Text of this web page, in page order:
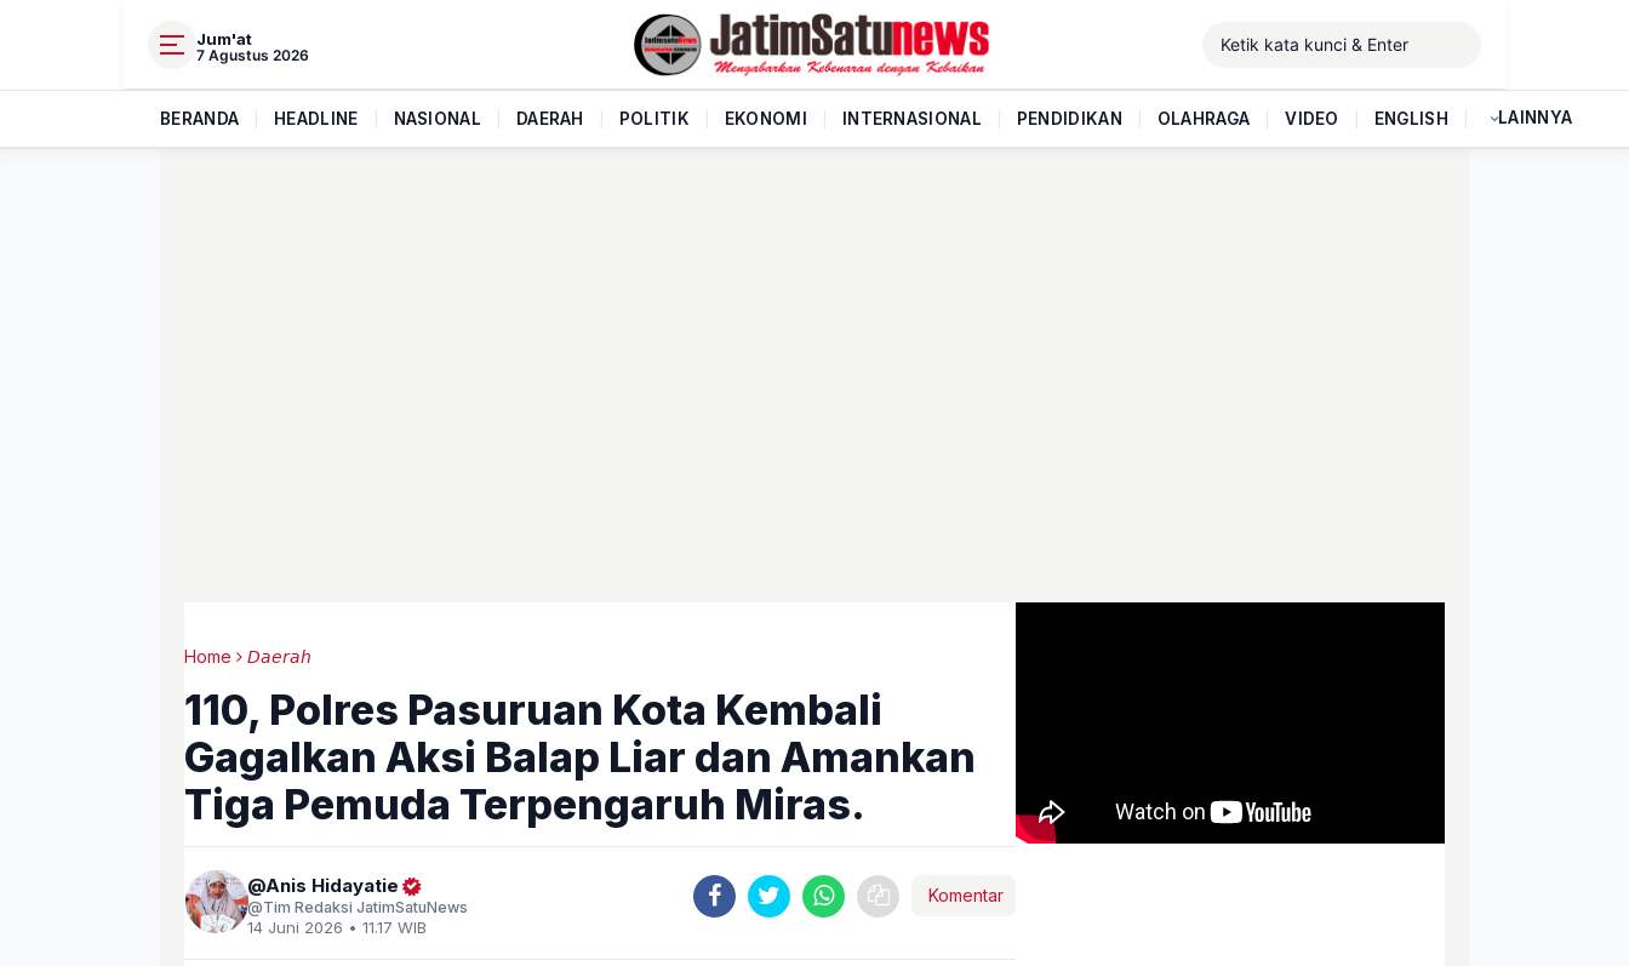
Jum'at
7 Agustus 2026
BERANDA HEADLINE NASIONAL DAERAH POLITIK EKONOMI INTERNASIONAL PENDIDIKAN OLAHRAGA VIDEO ENGLISH LAINNYA
Home 𝘋𝘢𝘦𝘳𝘢𝘩
110, Polres Pasuruan Kota Kembali
Gagalkan Aksi Balap Liar dan Amankan
Tiga Pemuda Terpengaruh Miras.
Anis Hidayatie
Tim Redaksi JatimSatuNews
14 Juni 2026 • 11.17 WIB
Komentar